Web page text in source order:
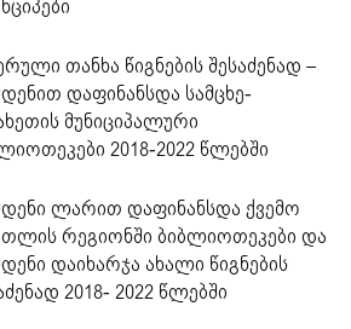
თანხა წიგნების შესაძენად –
დაფინანსდა სამცხე-
მუნიციპალური
2018-2022 წლებში
ლარით დაფინანსდა ქვემო
რეგიონში ბიბლიოთეკები და
დაიხარჯა ახალი წიგნების
2018- 2022 წლებში